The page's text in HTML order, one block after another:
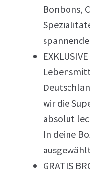
Bonbons,
wir die
absolut
In deine
GRATIS